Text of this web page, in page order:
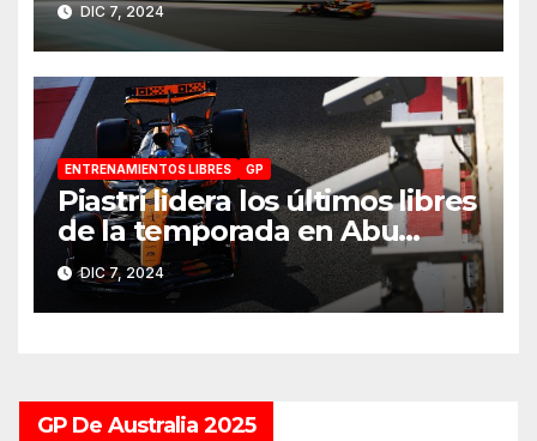
DIC 7, 2024
ENTRENAMIENTOS LIBRES GP
Piastri lidera los últimos libres
de la temporada en Abu
Dhabi 2024
DIC 7, 2024
GP De Australia 2025